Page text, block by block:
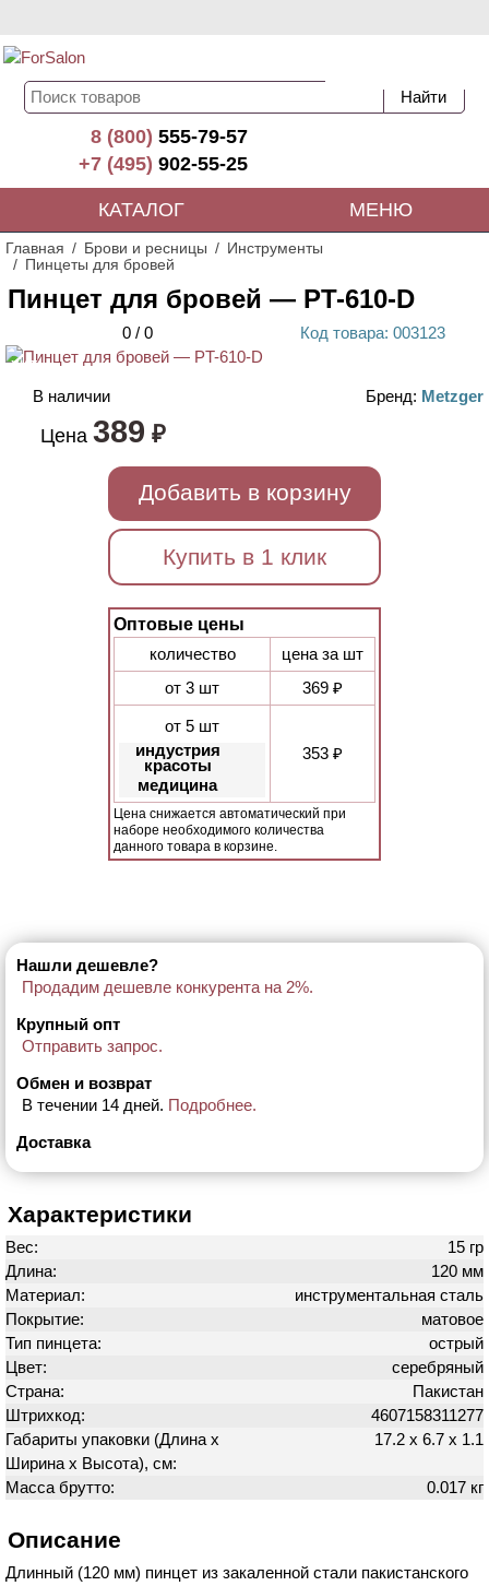
8 (800)555-79-57
+7 (495)902-55-25
КАТАЛОГ МЕНЮ
Главная Брови и ресницы
Инструменты
Пинцеты для бровей
Пинцет для бровей — PT-610-D
0 / 0 Код товара: 003123
ХИТ
В наличии Бренд: Metzger
Цена 389 ₽
Добавить в корзину
Купить в 1 клик
Оптовые цены
количество
цена за шт
от 3 шт
369 ₽
от 5 шт
индустрия
красоты
медицина
353 ₽
Цена снижается автоматический при
наборе необходимого количества
данного товара в корзине.
Нашли дешевле?
Продадим дешевле конкурента на 2%.
Крупный опт
Отправить запрос.
Обмен и возврат
В течении 14 дней. Подробнее.
Доставка
Характеристики
Вес:
15 гр
Длина:
120 мм
Материал:
инструментальная сталь
Покрытие:
матовое
Тип пинцета:
острый
Цвет:
серебряный
Страна:
Пакистан
Штрихкод:
4607158311277
Габариты упаковки (Длина х
Ширина х Высота), см:
17.2 х 6.7 х 1.1
Масса брутто: 0.017 кг
Описание
Длинный (120 мм) пинцет из закаленной стали пакистанского